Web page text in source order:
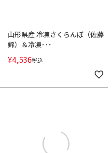
山形県産 冷凍さくらんぼ（佐藤
錦）＆冷凍･･･
¥4,536税込